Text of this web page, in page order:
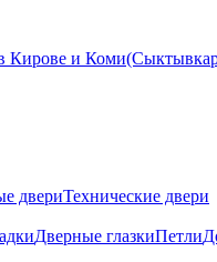
двериТехнические двери
Дверные глазкиПетли